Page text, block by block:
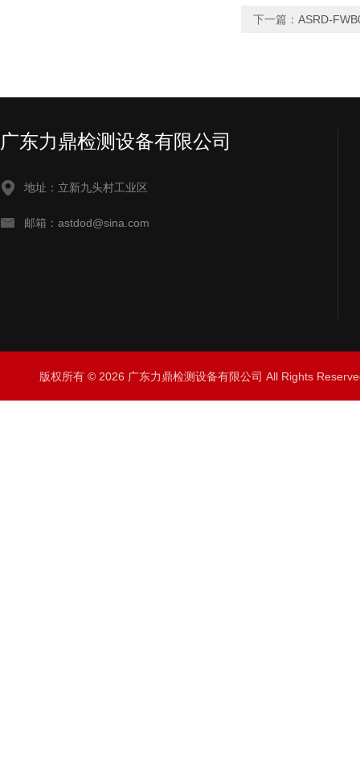
下一篇： ASRD-
广东力鼎检测设备有限公司
地址：立新九头村工业区
邮箱：astdod@sina.com
版权所有 © 2026 广东力鼎检测设备有限公司 All Rights